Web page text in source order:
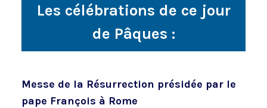
Les célébrations de ce jour
de Pâques :
Messe de la Résurrection présidée par le
pape François à Rome